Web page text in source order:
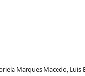
Marques Macedo, Luis